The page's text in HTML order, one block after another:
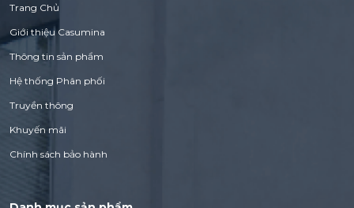
Trang Chủ
Giới thiệu Casumina
Thông tin sản phẩm
Hệ thống Phân phối
Truyền thông
Khuyến mãi
Chính sách bảo hành